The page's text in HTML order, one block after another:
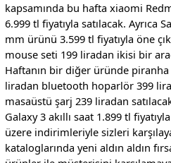
kapsamında bu hafta xiaomi
6.999 tl fiyatıyla satılacak. Ayrıca
mm ürünü 3.599 tl fiyatıyla öne
mouse seti 199 liradan ikisi bir
Haftanın bir diğer üründe
liradan bluetooth hoparlör 399
masaüstü şarj 239 liradan
Galaxy 3 akıllı saat 1.899 tl
üzere indirimleriyle sizleri
kataloglarında yeni aldın aldın